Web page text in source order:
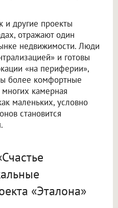
и другие проекты
отражают один
недвижимости. Люди
и готовы
«на периферии»,
более комфортные
камерная
маленьких, условно
становится
«Эталона»